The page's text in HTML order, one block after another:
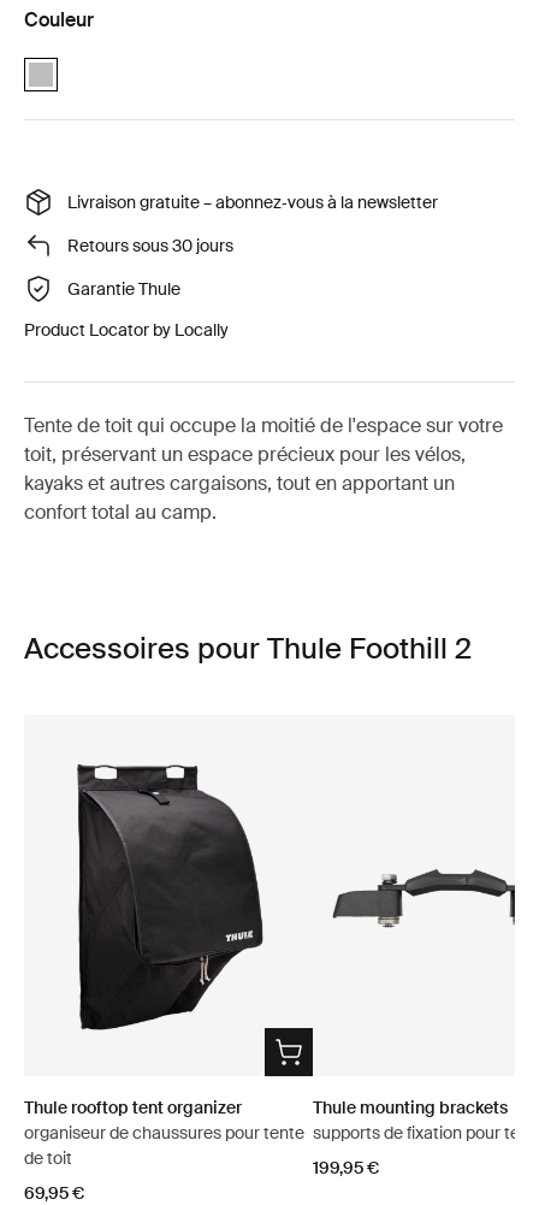
Couleur
Thule Foothill 2 Gris Ashland (selected)
Livraison gratuite – abonnez‑vous à la newsletter
Retours sous 30 jours
Garantie Thule
Product Locator by Locally
Tente de toit qui occupe la moitié de l'espace sur votre
toit, préservant un espace précieux pour les vélos,
kayaks et autres cargaisons, tout en apportant un
confort total au camp.
Accessoires pour Thule Foothill 2
Thule rooftop tent organizer
organiseur de chaussures pour tente
de toit
69,95 €
Thule mounting brackets
supports de fixation pour
199,95 €